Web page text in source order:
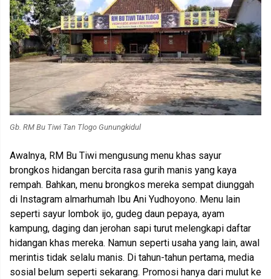
Gb. RM Bu Tiwi Tan Tlogo Gunungkidul
Awalnya, RM Bu Tiwi mengusung menu khas sayur
brongkos hidangan bercita rasa gurih manis yang kaya
rempah. Bahkan, menu brongkos mereka sempat diunggah
di Instagram almarhumah Ibu Ani Yudhoyono. Menu lain
seperti sayur lombok ijo, gudeg daun pepaya, ayam
kampung, daging dan jerohan sapi turut melengkapi daftar
hidangan khas mereka. Namun seperti usaha yang lain, awal
merintis tidak selalu manis. Di tahun-tahun pertama, media
sosial belum seperti sekarang. Promosi hanya dari mulut ke